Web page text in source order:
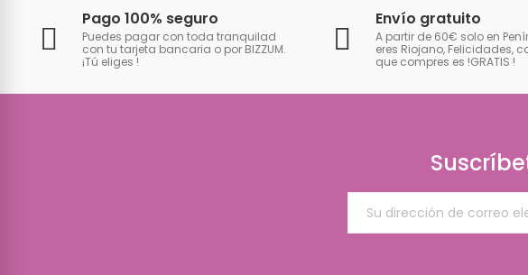
Pago 100% seguro
Puedes pagar con toda tranquilad
con tu tarjeta bancaria o por BIZZUM.
¡Tú eliges !
Envío gratuito
A partir de 60€ solo en
eres Riojano, Felicidades,
que compres es !GRATIS !